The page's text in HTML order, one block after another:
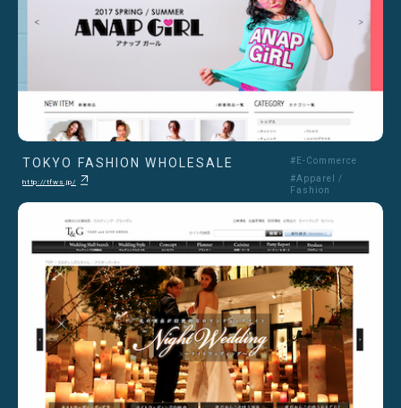
TOKYO FASHION WHOLESALE
http://tfws.jp/
#E-Commerce
#Apparel /
Fashion